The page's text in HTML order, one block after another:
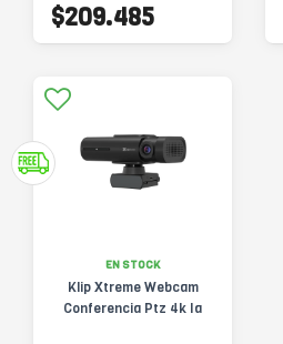
$209.485
EN STOCK
Klip Xtreme Webcam
Conferencia Ptz 4k Ia